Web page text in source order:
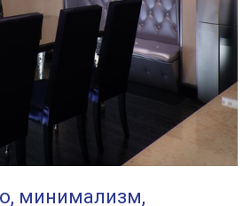
минимализм,